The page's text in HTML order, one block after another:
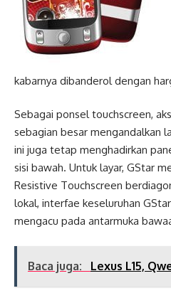
kabarnya dibanderol dengan
Sebagai ponsel touchscreen,
sebagian besar mengandalkan
ini juga tetap menghadirkan
sisi bawah. Untuk layar, GStar
Resistive Touchscreen
lokal, interfae keseluruhan
mengacu pada antarmuka
Baca juga: Lexus L15,